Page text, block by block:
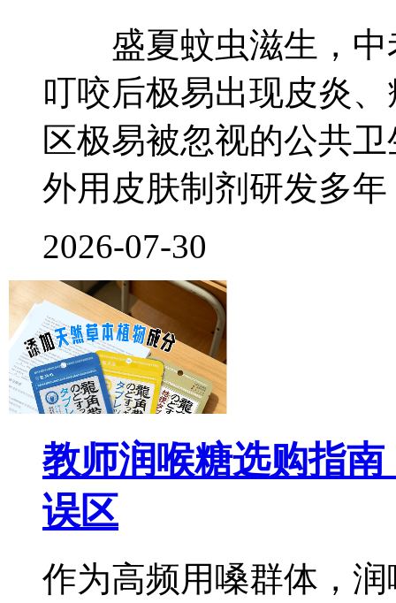
盛夏蚊虫滋生，中
叮咬后极易出现皮炎
区极易被忽视的公共
外用皮肤制剂研发多年
2026-07-30
教师润喉糖选购指
误区
作为高频用嗓群体，